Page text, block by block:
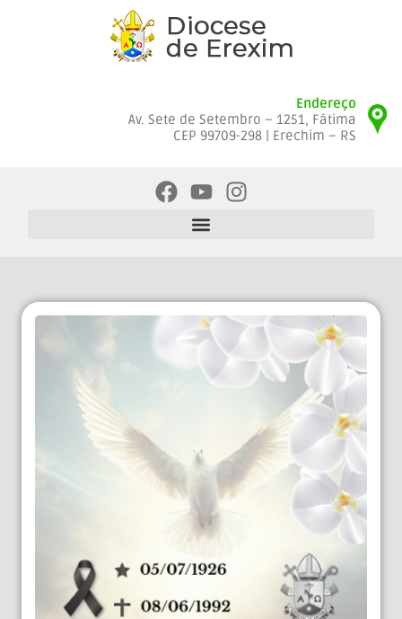
Endereço
Av. Sete de Setembro – 1251, Fátima
CEP 99709-298 | Erechim – RS